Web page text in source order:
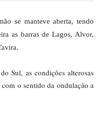
se manteve aberta, tendo
as barras de Lagos, Alvor,
Sul, as condições alterosas
o sentido da ondulação a